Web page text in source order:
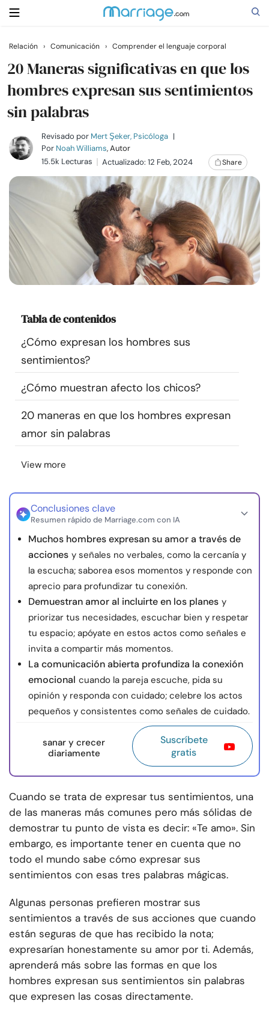
Buscar
Casarse
Relaciones
Familia
Ayuda
Cursos
Recursos
Comunidad
Encuentra un terapeuta
Idioma
Sobre nosotros Contáctanos
nosotros
© Copyright 2026. Todos los derechos reservados.
Relación › Comunicación › Comprender el lenguaje corporal
20 Maneras significativas en que los
hombres expresan sus sentimientos
sin palabras
Revisado por Mert Şeker, Psicóloga |
Por Noah Williams, Autor
15.5k Lecturas
Actualizado: 12 Feb, 2024 Share
Tabla de contenidos
¿Cómo expresan los hombres sus
sentimientos?
¿Cómo muestran afecto los chicos?
20 maneras en que los hombres expresan
amor sin palabras
View more
Conclusiones clave
Resumen rápido de Marriage.com con IA
Muchos hombres expresan su amor a través de
acciones y señales no verbales, como la cercanía y
la escucha; saborea esos momentos y responde con
aprecio para profundizar tu conexión.
Demuestran amor al incluirte en los planes y
priorizar tus necesidades, escuchar bien y respetar
tu espacio; apóyate en estos actos como señales e
invita a compartir más momentos.
La comunicación abierta profundiza la conexión
emocional cuando la pareja escuche, pida su
opinión y responda con cuidado; celebre los actos
pequeños y consistentes como señales de cuidado.
sanar y crecer
diariamente
Suscríbete
gratis
Cuando se trata de expresar tus sentimientos, una
de las maneras más comunes pero más sólidas de
demostrar tu punto de vista es decir: «Te amo». Sin
embargo, es importante tener en cuenta que no
todo el mundo sabe cómo expresar sus
sentimientos con esas tres palabras mágicas.
Algunas personas prefieren mostrar sus
sentimientos a través de sus acciones que cuando
están seguras de que has recibido la nota;
expresarían honestamente su amor por ti. Además,
aprenderá más sobre las formas en que los
hombres expresan sus sentimientos sin palabras
que expresen las cosas directamente.